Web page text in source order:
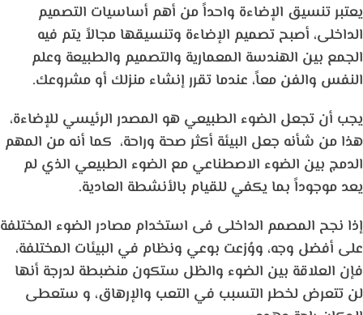
يعتبر تنسيق الإضاءة واحداً من أهم أساسيات التصميم
الداخلى، أصبح تصميم الإضاءة وتنسيقها مجالاً يتم فيه
الجمع بين الهندسة المعمارية والتصميم والطبيعة وعلم
النفس والفن معاً، عندما تقرر إنشاء منزلك أو مشروعك.
يجب أن تجعل الضوء الطبيعي هو المصدر الرئيسي للإضاءة،
هذا من شأنه جعل البيئة أكثر صحة وراحة، كما أنه من المهم
الدمج بين الضوء الاصطناعي مع الضوء الطبيعي الذي لم
يعد موجوداً بما يكفي للقيام بالأنشطة العادية.
إذا نجح المصمم الداخلى فى استخدام مصادر الضوء المختلفة
على أفضل وجه، ووُزعت بوعي ونظام في البيئات المختلفة،
فإن العلاقة بين الضوء والظل ستكون منضبطة لدرجة أنها
لن تتعرض لخطر التسبب في التعب والإرهاق، و ستعطى